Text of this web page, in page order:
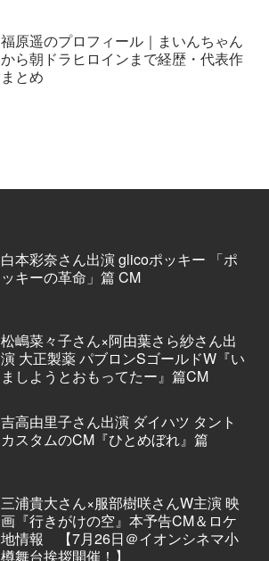
福原遥のプロフィール｜まいんちゃん
から朝ドラヒロインまで経歴・代表作
まとめ
白本彩奈さん出演 glicoポッキー 「ポ
ッキーの革命」篇 CM
松嶋菜々子さん×阿由葉さら紗さん出
演 大正製薬 パブロンSゴールドW『い
ましようとおもってたー』篇CM
吉高由里子さん出演 ダイハツ タント
カスタムのCM『ひとめぼれ』篇
三浦貴大さん×服部樹咲さんW主演 映
画『行きがけの空』本予告CM＆ロケ
地情報 【7月26日＠イオンシネマ小
樽舞台挨拶開催！】